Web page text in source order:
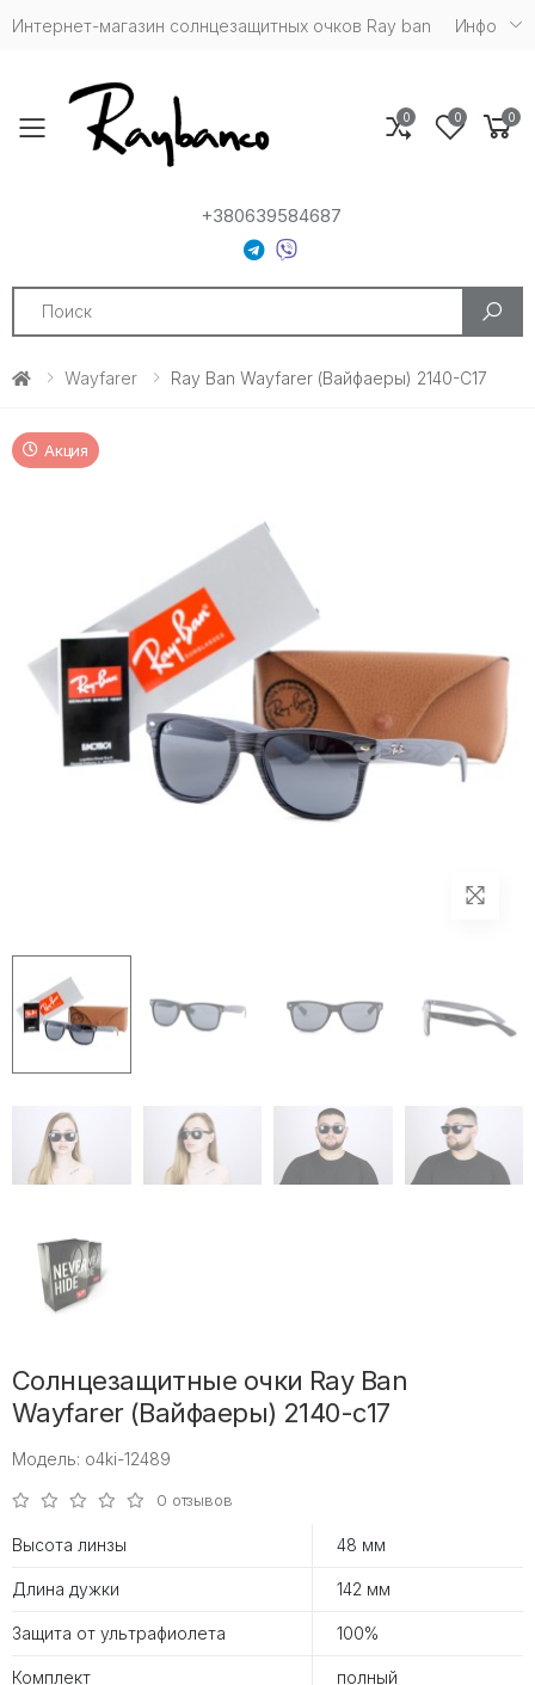
Интернет-магазин солнцезащитных очков Ray ban Инфо
Toggle mobile menu
+380639584687
Search
0 0 0
Wayfarer Ray Ban Wayfarer (Вайфаеры) 2140-С17
Акция
Солнцезащитные очки Ray Ban
Wayfarer (Вайфаеры) 2140-с17
Модель: o4ki-12489
0 отзывов
Высота линзы 48 мм
Длина дужки 142 мм
Защита от ультрафиолета 100%
Комплект полный